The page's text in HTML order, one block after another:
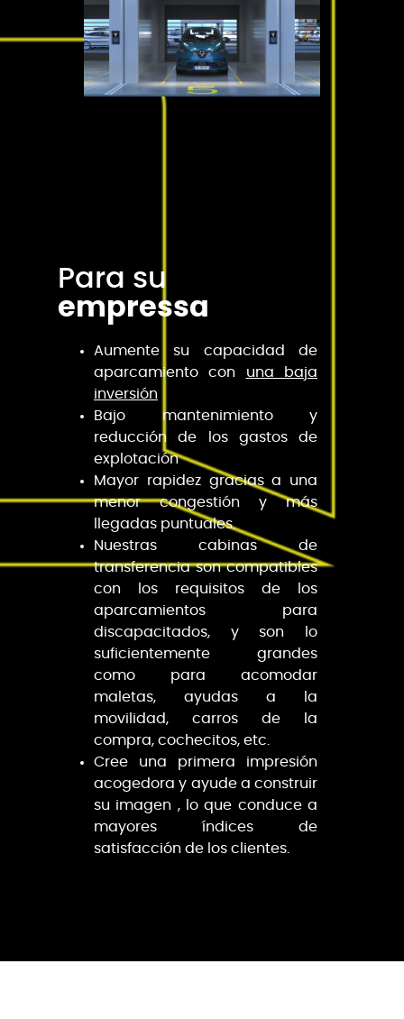
Para su
empressa
Aumente su capacidad de
aparcamiento con una baja
inversión
Bajo mantenimiento y
reducción de los gastos de
explotación
Mayor rapidez gracias a una
menor congestión y más
llegadas puntuales.
Nuestras cabinas de
transferencia son compatibles
con los requisitos de los
aparcamientos para
discapacitados, y son lo
suficientemente grandes
como para acomodar
maletas, ayudas a la
movilidad, carros de la
compra, cochecitos, etc.
Cree una primera impresión
acogedora y ayude a construir
su imagen , lo que conduce a
mayores índices de
satisfacción de los clientes.